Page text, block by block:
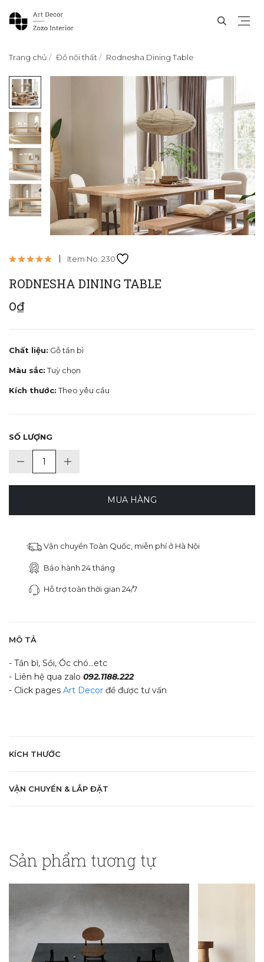
Trang chủ Đồ nội thất Rodnesha Dining Table
Item No. 230
RODNESHA DINING TABLE
0₫
Chất liệu: Gỗ tần bì
Màu sắc:Tuỳ chọn
Kích thước:Theo yêu cầu
SỐ LƯỢNG
MUA HÀNG
Vận chuyển Toàn Quốc, miễn phí ở Hà Nội
Bảo hành 24 tháng
Hỗ trợ toàn thời gian 24/7
MÔ TẢ
- Tần bì, Sồi, Óc chó...etc
- Liên hệ qua zalo 092.1188.222
- Click pages Art Decor để được tư vấn
KÍCH THƯỚC
VẬN CHUYỂN & LẮP ĐẶT
Sản phẩm tương tự